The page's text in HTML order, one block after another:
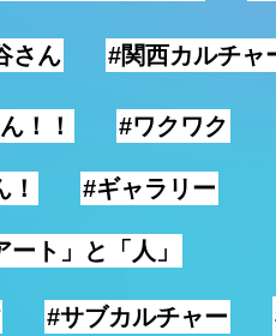
さん #関西カルチャ
！！ #ワクワク
#ギャラリー
ト」と「人」
#サブカルチャー